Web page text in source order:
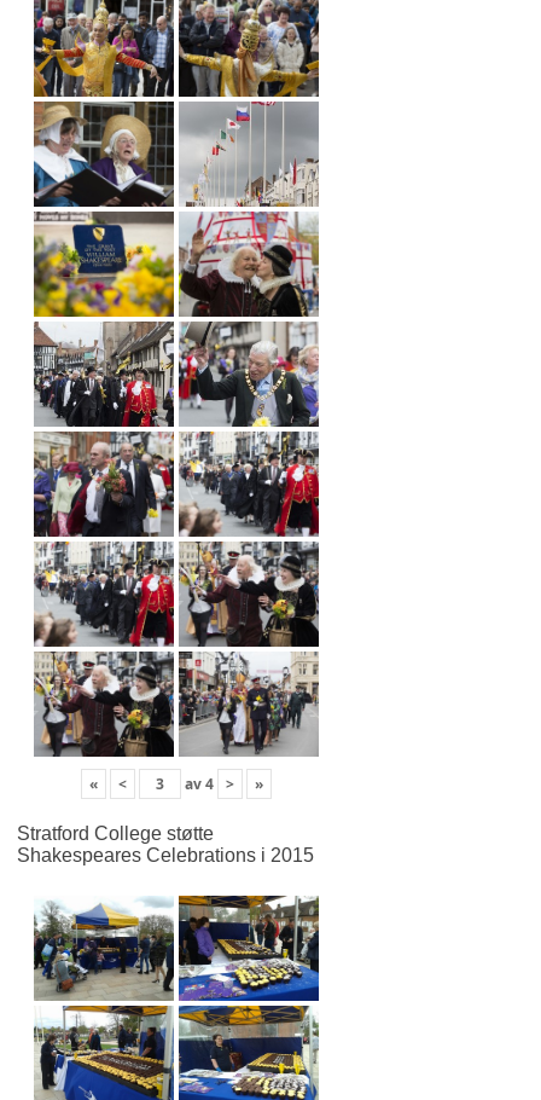
« < av4 > »
Stratford College støtte
Shakespeares Celebrations i 2015